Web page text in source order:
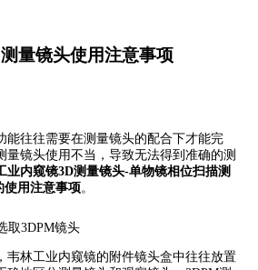
量镜头使用注意事项
能往往需要在测量镜头的配合下才能完
量镜头使用不当，导致无法得到准确的测
业内窥镜3D测量镜头-单物镜相位扫描测
使用注意事项。
取3DPM镜头
韦林工业内窥镜的附件镜头盒中往往放置